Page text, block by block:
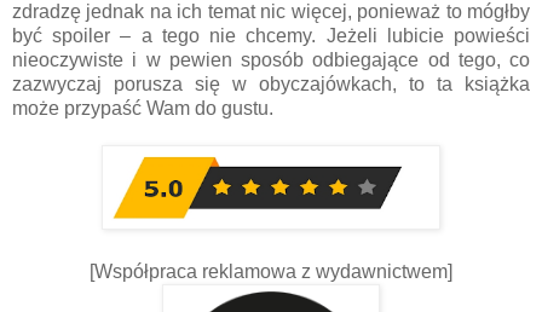
zdradzę jednak na ich temat nic więcej, ponieważ to mógłby
być spoiler – a tego nie chcemy. Jeżeli lubicie powieści
nieoczywiste i w pewien sposób odbiegające od tego, co
zazwyczaj porusza się w obyczajówkach, to ta książka
może przypaść Wam do gustu.
[Współpraca reklamowa z wydawnictwem]